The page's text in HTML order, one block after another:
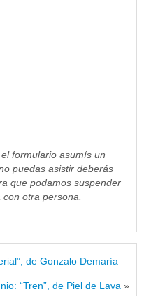
formulario asumís un
puedas asistir deberás
que podamos suspender
otra persona.
de Gonzalo Demaría
“Tren”, de Piel de Lava »